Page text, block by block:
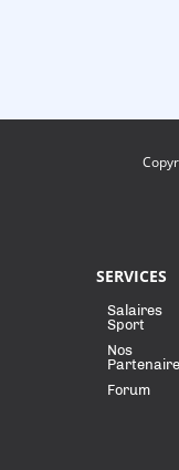
SERVICES
Salaires
Sport
Nos
Forum